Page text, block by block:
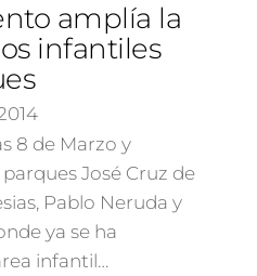
amplía la
infantiles
8 de Marzo y
José Cruz de
Pablo Neruda y
ya se ha
infantil…